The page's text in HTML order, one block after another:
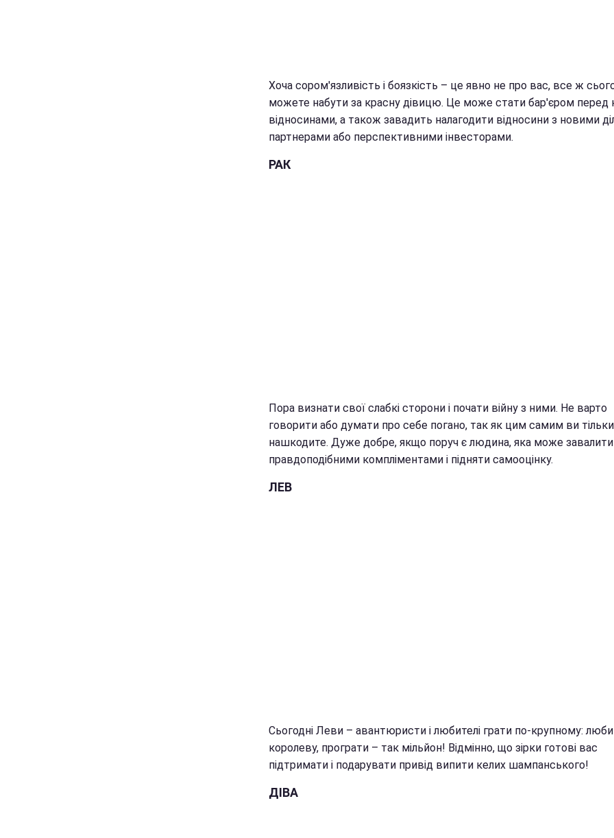
Хоча сором'язливість і боязкість – це явно не про вас, все ж
можете набути за красну дівицю. Це може стати бар'єром перед
відносинами, а також завадить налагодити відносини з новими
партнерами або перспективними інвесторами.
РАК
Пора визнати свої слабкі сторони і почати війну з ними. Не варто
говорити або думати про себе погано, так як цим самим ви тільки
нашкодите. Дуже добре, якщо поруч є людина, яка може
правдоподібними компліментами і підняти самооцінку.
ЛЕВ
Сьогодні Леви – авантюристи і любителі грати по-крупному:
королеву, програти – так мільйон! Відмінно, що зірки готові вас
підтримати і подарувати привід випити келих шампанського!
ДІВА